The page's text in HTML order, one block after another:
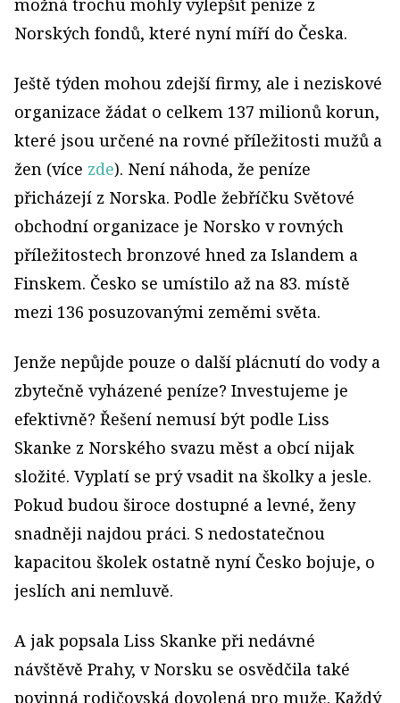
možná trochu mohly vylepšit peníze z
Norských fondů, které nyní míří do Česka.
Ještě týden mohou zdejší firmy, ale i neziskové
organizace žádat o celkem 137 milionů korun,
které jsou určené na rovné příležitosti mužů a
žen (více zde). Není náhoda, že peníze
přicházejí z Norska. Podle žebříčku Světové
obchodní organizace je Norsko v rovných
příležitostech bronzové hned za Islandem a
Finskem. Česko se umístilo až na 83. místě
mezi 136 posuzovanými zeměmi světa.
Jenže nepůjde pouze o další plácnutí do vody a
zbytečně vyházené peníze? Investujeme je
efektivně? Řešení nemusí být podle Liss
Skanke z Norského svazu měst a obcí nijak
složité. Vyplatí se prý vsadit na školky a jesle.
Pokud budou široce dostupné a levné, ženy
snadněji najdou práci. S nedostatečnou
kapacitou školek ostatně nyní Česko bojuje, o
jeslích ani nemluvě.
A jak popsala Liss Skanke při nedávné
návštěvě Prahy, v Norsku se osvědčila také
povinná rodičovská dovolená pro muže. Každý